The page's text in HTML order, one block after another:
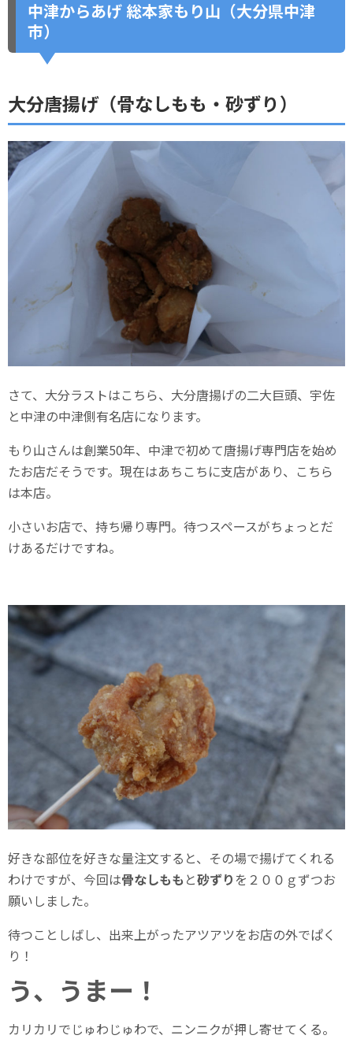
中津からあげ 総本家もり山（大分県中津
市）
大分唐揚げ（骨なしもも・砂ずり）
さて、大分ラストはこちら、大分唐揚げの二大巨頭、宇佐
と中津の中津側有名店になります。
もり山さんは創業50年、中津で初めて唐揚げ専門店を始め
たお店だそうです。現在はあちこちに支店があり、こちら
は本店。
小さいお店で、持ち帰り専門。待つスペースがちょっとだ
けあるだけですね。
好きな部位を好きな量注文すると、その場で揚げてくれる
わけですが、今回は骨なしもも と砂ずり を２００ｇずつお
願いしました。
待つことしばし、出来上がったアツアツをお店の外でぱく
り！
う、うまー！
カリカリでじゅわじゅわで、ニンニクが押し寄せてくる。